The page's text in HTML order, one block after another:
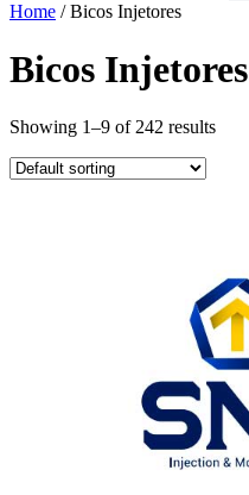
Home / Bicos Injetores
Bicos Injetores
Showing 1–9 of 242 results